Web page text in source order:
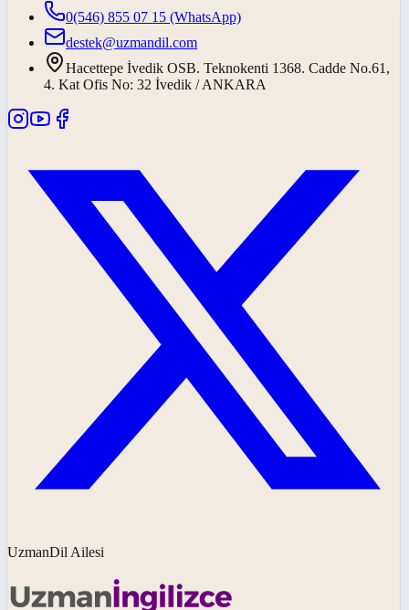
0(546) 855 07 15 (WhatsApp)
destek@uzmandil.com
Hacettepe İvedik OSB. Teknokenti 1368. Cadde No.61,
4. Kat Ofis No: 32 İvedik / ANKARA
UzmanDil Ailesi